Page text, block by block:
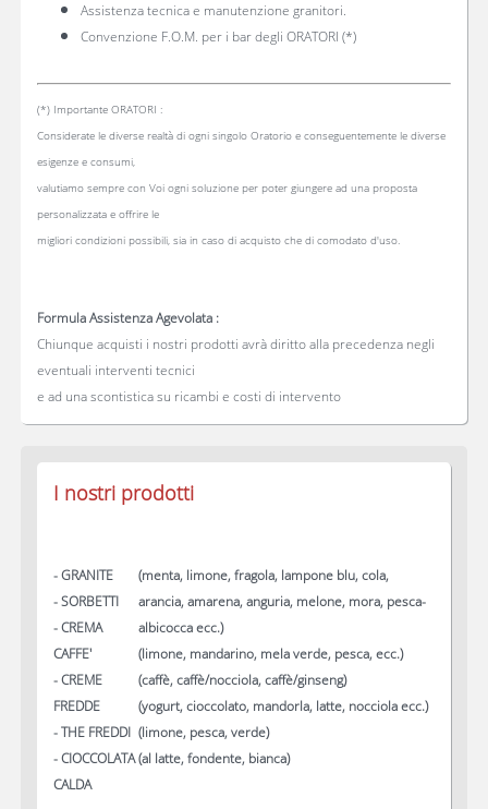
Assistenza tecnica e manutenzione granitori.
Convenzione F.O.M. per i bar degli ORATORI (*)
(*) Importante ORATORI :
Considerate le diverse realtà di ogni singolo Oratorio e conseguentemente le diverse
esigenze e consumi,
valutiamo sempre con Voi ogni soluzione per poter giungere ad una proposta
personalizzata e offrire le
migliori condizioni possibili, sia in caso di acquisto che di comodato d'uso.
Formula Assistenza Agevolata :
Chiunque acquisti i nostri prodotti avrà diritto alla precedenza negli
eventuali interventi tecnici
e ad una scontistica su ricambi e costi di intervento
I nostri prodotti
- GRANITE
- SORBETTI
- CREMA
CAFFE'
- CREME
FREDDE
- THE FREDDI
- CIOCCOLATA
CALDA
(menta, limone, fragola, lampone blu, cola,
arancia, amarena, anguria, melone, mora, pesca-
albicocca ecc.)
(limone, mandarino, mela verde, pesca, ecc.)
(caffè, caffè/nocciola, caffè/ginseng)
(yogurt, cioccolato, mandorla, latte, nocciola ecc.)
(limone, pesca, verde)
(al latte, fondente, bianca)